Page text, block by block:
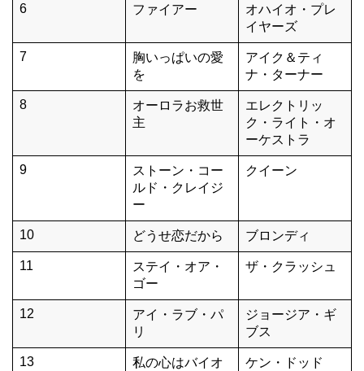
6 ファイアー
オハイオ・プレ
イヤーズ
7
胸いっぱいの愛
を
アイク＆ティ
ナ・ターナー
8
オーロラお救世
主
エレクトリッ
ク・ライト・オ
ーケストラ
9
ストーン・コー
ルド・クレイジ
ー
クイーン
10 どうせ恋だから ブロンディ
11
ステイ・オア・
ゴー
ザ・クラッシュ
12
アイ・ラブ・パ
リ
ジョージア・ギ
ブス
13
私の心はバイオ
ケン・ドッド